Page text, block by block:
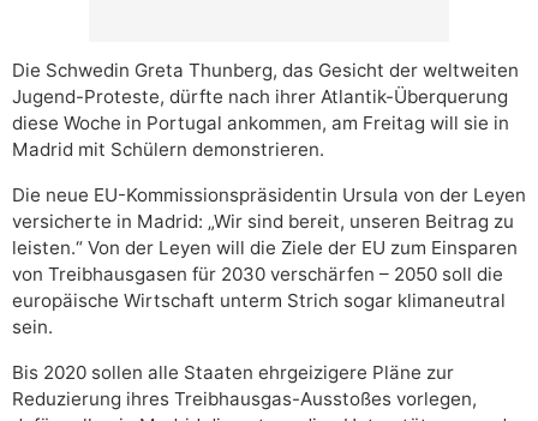
Die Schwedin Greta Thunberg, das Gesicht der weltweiten
Jugend-Proteste, dürfte nach ihrer Atlantik-Überquerung
diese Woche in Portugal ankommen, am Freitag will sie in
Madrid mit Schülern demonstrieren.
Die neue EU-Kommissionspräsidentin Ursula von der Leyen
versicherte in Madrid: „Wir sind bereit, unseren Beitrag zu
leisten.“ Von der Leyen will die Ziele der EU zum Einsparen
von Treibhausgasen für 2030 verschärfen – 2050 soll die
europäische Wirtschaft unterm Strich sogar klimaneutral
sein.
Bis 2020 sollen alle Staaten ehrgeizigere Pläne zur
Reduzierung ihres Treibhausgas-Ausstoßes vorlegen,